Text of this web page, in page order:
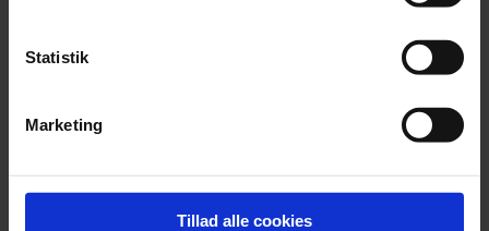
Statistik
Marketing
Tillad alle cookies